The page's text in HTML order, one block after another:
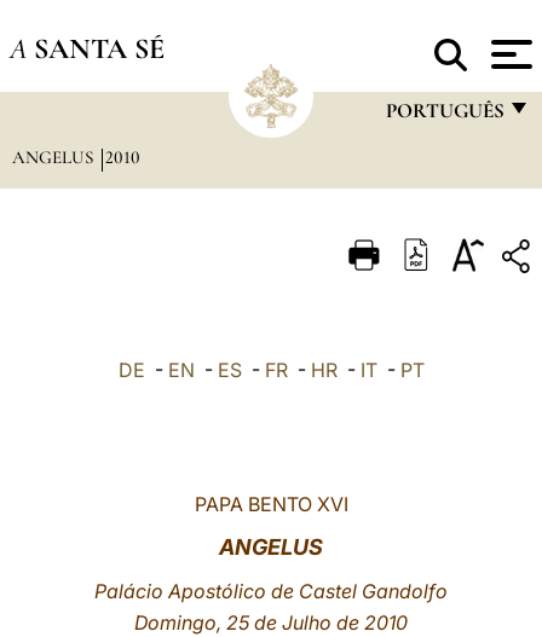
A SANTA SÉ
PORTUGUÊS
ITALIANO
LATINE
ANGELUS 2010
DE - EN - ES- FR- HR- IT- PT
PAPA BENTO XVI
ANGELUS
Palácio Apostólico de Castel Gandolfo
Domingo, 25 de Julho de 2010